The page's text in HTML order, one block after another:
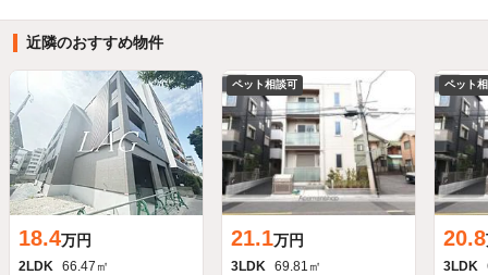
ほかの部屋を検索中…
近隣のおすすめ物件
18.4万円
2LDK 66.47㎡
ペット相談可
21.1万円
3LDK 69.81㎡
ペット
20.8
3LDK